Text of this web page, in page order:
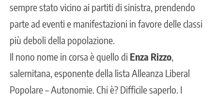
sempre stato vicino ai partiti di sinistra, prendendo
parte ad eventi e manifestazioni in favore delle classi
più deboli della popolazione.
Il nono nome in corsa è quello di Enza Rizzo
salernitana, esponente della lista Alleanza Liberal
Popolare – Autonomie. Chi è? Difficile saperlo. I